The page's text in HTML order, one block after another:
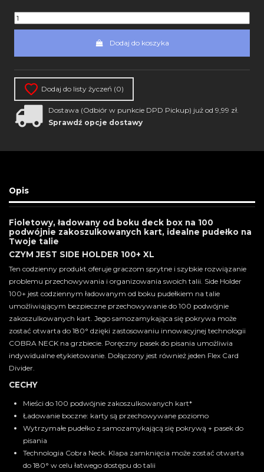
Dodaj do koszyka
Dodaj do listy życzeń (0)
Dostawa (Odbiór w punkcie DPD Pickup) już od 9,99 zł.
Sprawdź opcje dostawy
Opis
Fioletowy, ładowany od boku deck box na 100
podwójnie zakoszulkowanych kart, idealne pudełko na
Twoje talie
CZYM JEST SIDE HOLDER 100+ XL
Ten codzienny produkt oferuje graczom sprytne i szybkie rozwiązanie
problemu przechowywania i organizowania swoich talii. Side Holder
100+ jest codziennym ładowanym od boku pudełkiem na talie
umożliwiającym bezpieczne przechowywanie do 100 podwójnie
zakoszulkowanych kart. Jego samozamykająca się pokrywa może
zostać otwarta do 180° dzięki zastosowaniu innowacyjnej technologii
COBRA NECK na grzbiecie. Poręczny pasek do pisania umożliwia
indywidualne etykietowanie. Dołączony jest również jeden Flex Card
Divider.
CECHY
Mieści do 100 podwójnie zakoszulkowanych kart*
Ładowanie boczne: karty są przechowywane poziomo
Wytrzymałe pudełko z samozamykającą się pokrywą + pasek do
pisania
Technologia Cobra Neck. Klapa zamknięcia może zostać otwarta
do 180° w celu łatwego dostępu do talii